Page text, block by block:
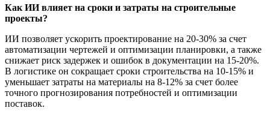
Как ИИ влияет на сроки и затраты на строительные
проекты?
ИИ позволяет ускорить проектирование на 20-30% за счет
автоматизации чертежей и оптимизации планировки, а также
снижает риск задержек и ошибок в документации на 15-20%.
В логистике он сокращает сроки строительства на 10-15% и
уменьшает затраты на материалы на 8-12% за счет более
точного прогнозирования потребностей и оптимизации
поставок.